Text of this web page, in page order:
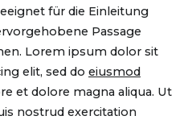
für die Einleitung
Passage
Lorem ipsum dolor sit
elit, sed do eiusmod
et dolore magna aliqua. Ut
nostrud exercitation